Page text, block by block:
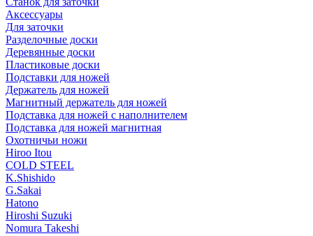
Аксессуары
Для заточки
Разделочные доски
Деревянные доски
Пластиковые доски
Подставки для ножей
Держатель для ножей
Магнитный держатель для ножей
Подставка для ножей с наполнителем
Подставка для ножей магнитная
Охотничьи ножи
Hiroo Itou
COLD STEEL
K.Shishido
G.Sakai
Hatono
Hiroshi Suzuki
Nomura Takeshi